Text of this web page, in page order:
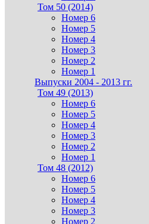
Том 50 (2014)
Номер 6
Номер 5
Номер 4
Номер 3
Номер 2
Номер 1
Выпуски 2004 - 2013 гг.
Том 49 (2013)
Номер 6
Номер 5
Номер 4
Номер 3
Номер 2
Номер 1
Том 48 (2012)
Номер 6
Номер 5
Номер 4
Номер 3
Номер 2